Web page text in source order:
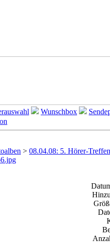
Wunschbox
> 08.04.08: 5. Hörer-